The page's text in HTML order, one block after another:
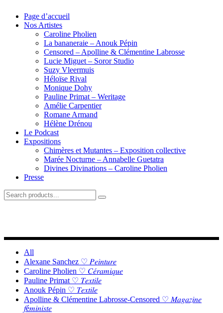
Page d’accueil
Nos Artistes
Caroline Pholien
La bananeraie – Anouk Pépin
Censored – Apolline & Clémentine Labrosse
Lucie Miguet – Soror Studio
Suzy Vleermuis
Héloïse Rival
Monique Dohy
Pauline Primat – Weritage
Amélie Carpentier
Romane Armand
Hélène Drénou
Le Podcast
Expositions
Chimères et Mutantes – Exposition collective
Marée Nocturne – Annabelle Guetatra
Divines Divinations – Caroline Pholien
Presse
Search
for:
All
Alexane Sanchez ♡ 𝑃𝑒𝑖𝑛𝑡𝑢𝑟𝑒
Caroline Pholien ♡ 𝐶𝑒́𝑟𝑎𝑚𝑖𝑞𝑢𝑒
Pauline Primat ♡ 𝑇𝑒𝑥𝑡𝑖𝑙𝑒
Anouk Pépin ♡ 𝑇𝑒𝑥𝑡𝑖𝑙𝑒
Apolline & Clémentine Labrosse-Censored ♡ 𝑀𝑎𝑔𝑎𝑧𝑖𝑛𝑒
𝑓é𝑚𝑖𝑛𝑖𝑠𝑡𝑒